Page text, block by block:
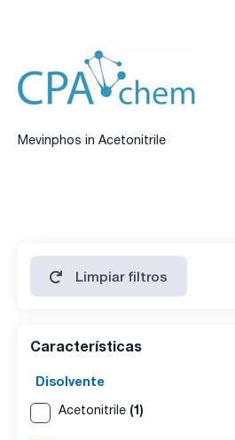
Mevinphos in Acetonitrile
Limpiar filtros
Características
Disolvente
Acetonitrile (1)